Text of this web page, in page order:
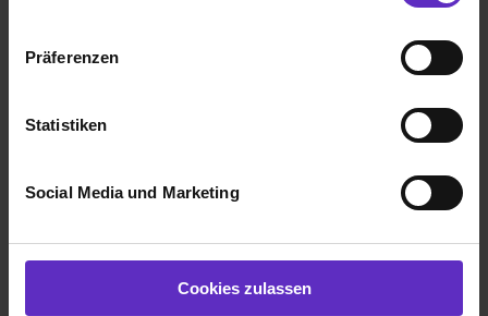
Benutzung der Webseite getroffenen Einstellungen zu
Webseite zu analysieren („Statistiken“), um
Informationen zu deiner Verwendung unserer Website an
Analysen weiterzugeben und um Inhalte und Anzeigen zu
Partner führen diese Informationen möglicherweise mit
Präferenzen
Statistiken
Social Media und Marketing
Cookies zulassen
Beste
Steuerberater 2023
- Handelsblatt